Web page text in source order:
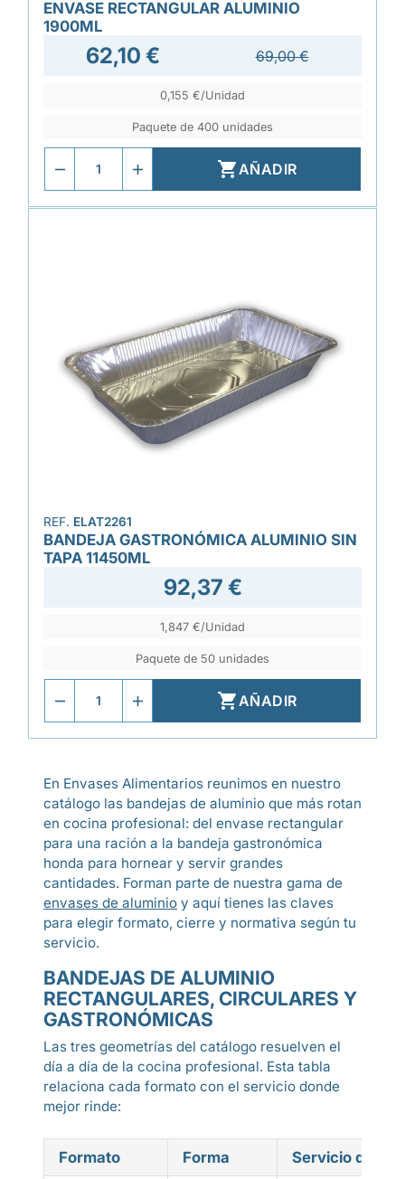
ENVASE RECTANGULAR ALUMINIO
1900ML
62,10 € 69,00 €
0,155 €/Unidad
Paquete de 400 unidades
AÑADIR
REF. ELAT2261
BANDEJA GASTRONÓMICA ALUMINIO SIN
TAPA 11450ML
92,37 €
1,847 €/Unidad
Paquete de 50 unidades
AÑADIR
En Envases Alimentarios reunimos en nuestro
catálogo las bandejas de aluminio que más rotan
en cocina profesional: del envase rectangular
para una ración a la bandeja gastronómica
honda para hornear y servir grandes
cantidades. Forman parte de nuestra gama de
envases de aluminio y aquí tienes las claves
para elegir formato, cierre y normativa según tu
servicio.
BANDEJAS DE ALUMINIO
RECTANGULARES, CIRCULARES Y
GASTRONÓMICAS
Las tres geometrías del catálogo resuelven el
día a día de la cocina profesional. Esta tabla
relaciona cada formato con el servicio donde
mejor rinde:
Formato Forma Servicio donde